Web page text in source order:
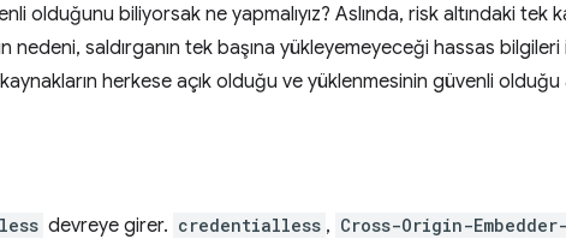
olduğunu biliyorsak ne yapmalıyız? Aslında, risk altındaki tek
nedeni, saldırganın tek başına yükleyemeyeceği hassas
herkese açık olduğu ve yüklenmesinin güvenli olduğu
devreye girer. credentialless , Cross-Origin-